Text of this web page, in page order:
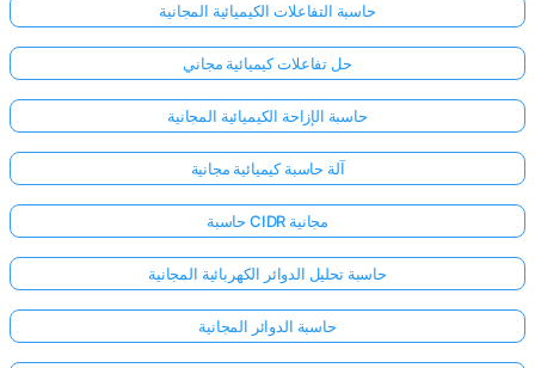
حاسبة التفاعلات الكيميائية المجانية
حل تفاعلات كيميائية مجاني
حاسبة الإزاحة الكيميائية المجانية
آلة حاسبة كيميائية مجانية
حاسبة CIDR مجانية
حاسبة تحليل الدوائر الكهربائية المجانية
حاسبة الدوائر المجانية